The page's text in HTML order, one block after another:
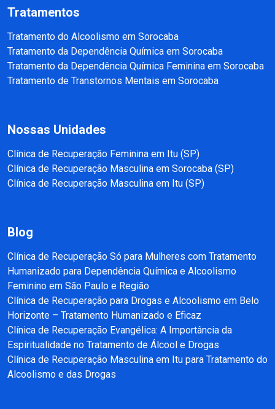
Tratamentos
Tratamento do Alcoolismo em Sorocaba
Tratamento da Dependência Química em Sorocaba
Tratamento da Dependência Química Feminina em Sorocaba
Tratamento de Transtornos Mentais em Sorocaba
Nossas Unidades
Clínica de Recuperação Feminina em Itu (SP)
Clínica de Recuperação Masculina em Sorocaba (SP)
Clínica de Recuperação Masculina em Itu (SP)
Blog
Clínica de Recuperação Só para Mulheres com Tratamento
Humanizado para Dependência Química e Alcoolismo
Feminino em São Paulo e Região
Clínica de Recuperação para Drogas e Alcoolismo em Belo
Horizonte – Tratamento Humanizado e Eficaz
Clínica de Recuperação Evangélica: A Importância da
Espiritualidade no Tratamento de Álcool e Drogas
Clínica de Recuperação Masculina em Itu para Tratamento do
Alcoolismo e das Drogas